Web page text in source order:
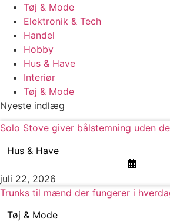
Tøj & Mode
Elektronik & Tech
Handel
Hobby
Hus & Have
Interiør
Tøj & Mode
Nyeste indlæg
Solo Stove giver bålstemning uden
Hus & Have
juli 22, 2026
Trunks til mænd der fungerer i
Tøj & Mode